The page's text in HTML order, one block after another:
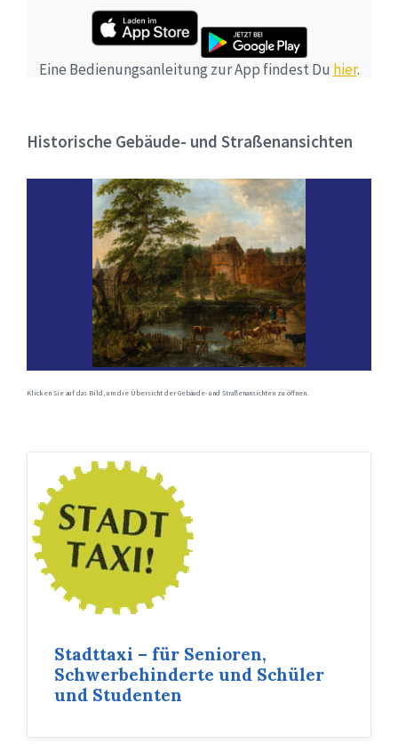
Eine Bedienungsanleitung zur App findest Du hier.
Historische Gebäude- und Straßenansichten
Klicken Sie auf das Bild, um die Übersicht der Gebäude- und Straßenansichten zu öffnen.
Stadttaxi – für Senioren,
Schwerbehinderte und Schüler
und Studenten